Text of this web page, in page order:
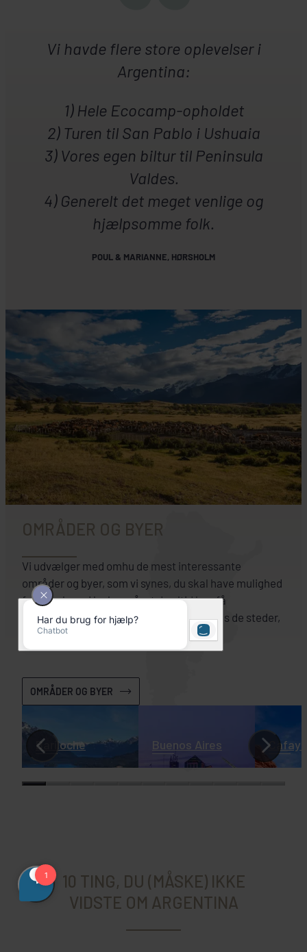
Vi havde flere store oplevelser i
Argentina:
1) Hele Ecocamp-opholdet
2) Turen til San Pablo i Ushuaia
3) Vores egen biltur til Peninsula
Valdes.
4) Generelt det meget venlige og
hjælpsomme folk.
POUL & MARIANNE, HØRSHOLM
OMRÅDER OG BYER
Vi udvælger med omhu de mest interessante
områder og byer, som vi synes, du skal have mulighed
for at opleve. Husk også, at du altid kan få
skræddersyet rejsen, så du oplever præcis de steder,
du drømmer om.
OMRÅDER OG BYER
Bariloche Buenos Aires
10 TING, DU (MÅSKE) IKKE
VIDSTE OM ARGENTINA